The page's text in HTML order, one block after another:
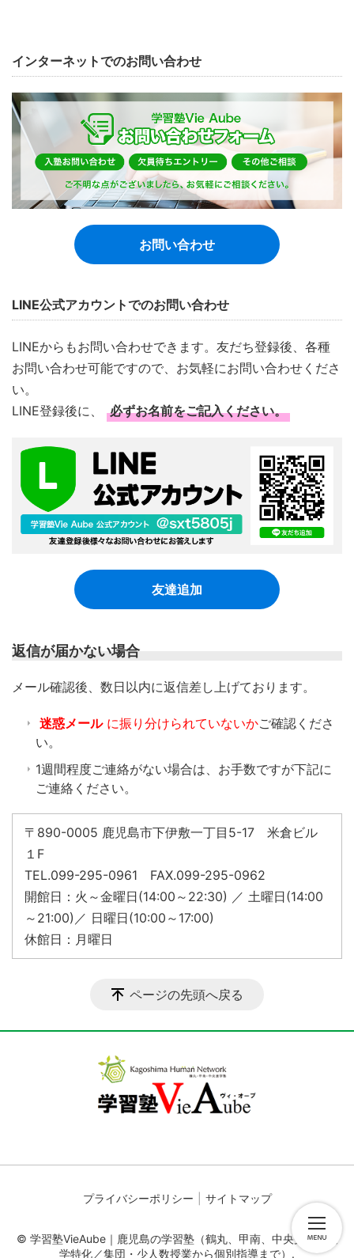
インターネットでのお問い合わせ
お問い合わせ
LINE公式アカウントでのお問い合わせ
LINEからもお問い合わせできます。友だち登録後、各種
お問い合わせ可能ですので、お気軽にお問い合わせくださ
い。
LINE登録後に、
必ずお名前をご記入ください。
友達追加
返信が届かない場合
​メール確認後、数日以内に返信差し上げております。
迷惑メール に振り分けられていないかご確認くださ
い。
1週間程度ご連絡がない場合は、お手数ですが下記に
ご連絡ください。
〒890-0005 鹿児島市下伊敷一丁目5-17 米倉ビル
１F
TEL.099-295-0961 FAX.099-295-0962
開館日：火～金曜日(14:00～22:30) ／ 土曜日(14:00
～21:00)／ 日曜日(10:00～17:00)
休館日：月曜日
ページの先頭へ戻る
プライバシーポリシー サイトマップ
© 学習塾VieAube｜鹿児島の学習塾（鶴丸、甲南、中央受験・進
学特化／集団・少人数授業から個別指導まで）.